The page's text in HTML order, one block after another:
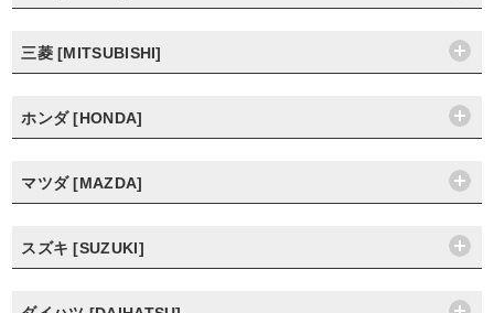
三菱 [MITSUBISHI]
ホンダ [HONDA]
マツダ [MAZDA]
スズキ [SUZUKI]